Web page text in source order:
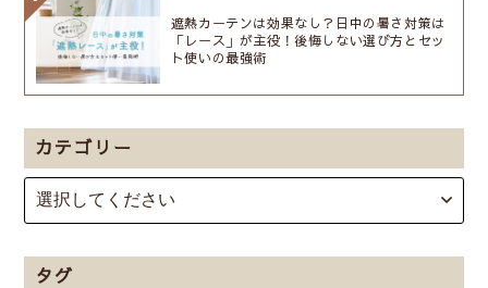
遮熱カーテンは効果なし？日中の暑さ対策は
「レース」が主役！後悔しない選び方とセッ
ト使いの最強術
カテゴリー
タグ